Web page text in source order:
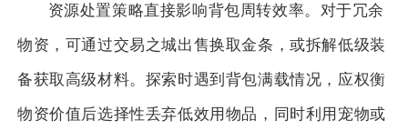
资源处置策略直接影响背包周转效率。对于冗余
物资，可通过交易之城出售换取金条，或拆解低级装
备获取高级材料。探索时遇到背包满载情况，应权衡
物资价值后选择性丢弃低效用物品，同时利用宠物或